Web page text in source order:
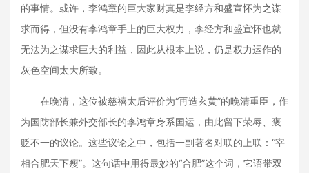
的事情。或许，李鸿章的巨大家财真是李经方和盛宣怀为之谋
求而得，但没有李鸿章手上的巨大权力，李经方和盛宣怀也就
无法为之谋求巨大的利益，因此从根本上说，仍是权力运作的
灰色空间太大所致。
在晚清，这位被慈禧太后评价为“再造玄黄”的晚清重臣，作
为国防部长兼外交部长的李鸿章身系国运，由此留下荣辱、褒
贬不一的议论。这些议论之中，包括一副著名对联的上联：“宰
相合肥天下瘦”。这句话中用得最妙的“合肥”这个词，它语带双